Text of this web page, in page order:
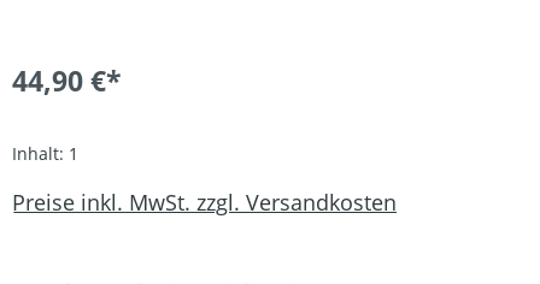
44,90 €*
Inhalt: 1
Preise inkl. MwSt. zzgl. Versandkosten